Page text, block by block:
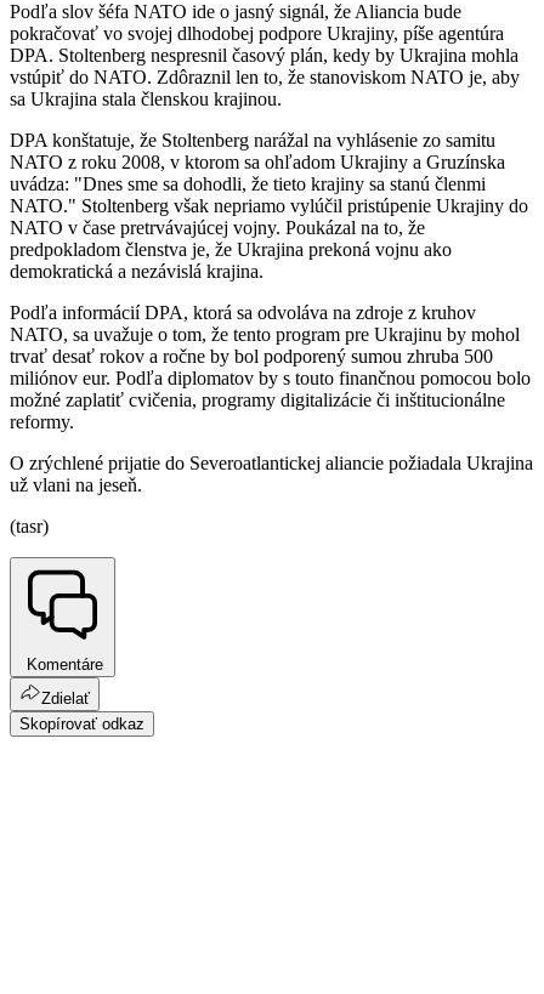
Podľa slov šéfa NATO ide o jasný signál, že Aliancia bude
pokračovať vo svojej dlhodobej podpore Ukrajiny, píše agentúra
DPA. Stoltenberg nespresnil časový plán, kedy by Ukrajina mohla
vstúpiť do NATO. Zdôraznil len to, že stanoviskom NATO je, aby
sa Ukrajina stala členskou krajinou.
DPA konštatuje, že Stoltenberg narážal na vyhlásenie zo samitu
NATO z roku 2008, v ktorom sa ohľadom Ukrajiny a Gruzínska
uvádza: "Dnes sme sa dohodli, že tieto krajiny sa stanú členmi
NATO." Stoltenberg však nepriamo vylúčil pristúpenie Ukrajiny do
NATO v čase pretrvávajúcej vojny. Poukázal na to, že
predpokladom členstva je, že Ukrajina prekoná vojnu ako
demokratická a nezávislá krajina.
Podľa informácií DPA, ktorá sa odvoláva na zdroje z kruhov
NATO, sa uvažuje o tom, že tento program pre Ukrajinu by mohol
trvať desať rokov a ročne by bol podporený sumou zhruba 500
miliónov eur. Podľa diplomatov by s touto finančnou pomocou bolo
možné zaplatiť cvičenia, programy digitalizácie či inštitucionálne
reformy.
O zrýchlené prijatie do Severoatlantickej aliancie požiadala Ukrajina
už vlani na jeseň.
(tasr)
Komentáre
Zdielať
Skopírovať odkaz